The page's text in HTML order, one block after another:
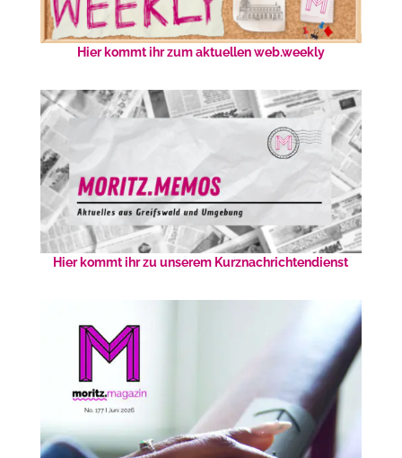
Hier kommt ihr zum aktuellen web.weekly
Hier kommt ihr zu unserem Kurznachrichtendienst